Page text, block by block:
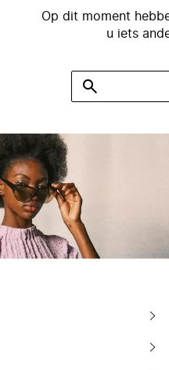
Op dit moment
u iets